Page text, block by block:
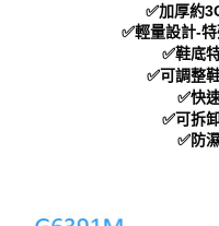
權轉讓予恩沛科技股份有限公司
２．關於個人資料處理事宜，請
https://aftee.tw/terms/#terms3
３．未成年的使用者請事先徵得
「AFTEE先享後付」，若未經
４．使用「AFTEE先享後付」
時審查核予不同之上限額度；若
✅加厚約
✅輕量設計-
✅鞋底
✅可調整
✅快
✅可拆
✅防